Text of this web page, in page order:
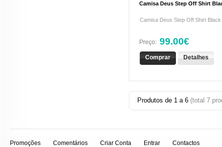
Camisa Deus Step Off Shirt
Camisa Deus Step Off Shirt Black
Preço: 99.00€
Comprar Detalhes
Produtos de 1 a 6 (total 7
Promoções Comentários Criar Conta Entrar Contactos